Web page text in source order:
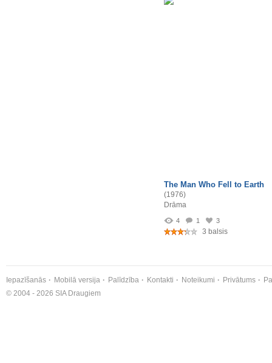
The Man Who Fell to Earth
(1976)
Drāma
4 1 3
3 balsis
Iepazīšanās Mobilā versija Palīdzība Kontakti Noteikumi Privātums
© 2004 - 2026 SIA Draugiem